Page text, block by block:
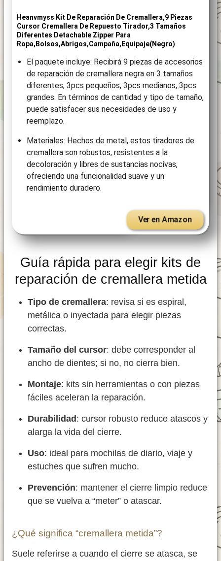
Heanvmyss Kit De Reparación De Cremallera,9 Piezas
Cursor Cremallera De Repuesto Tirador,3 Tamaños
Diferentes Detachable Zipper Para
Ropa,Bolsos,Abrigos,Campaña,Equipaje(Negro)
El paquete incluye: Recibirá 9 piezas de accesorios
de reparación de cremallera negra en 3 tamaños
diferentes, 3pcs pequeños, 3pcs medianos, 3pcs
grandes. En términos de cantidad y tipo de tamaño,
puede satisfacer sus necesidades de uso y
reemplazo.
Materiales: Hechos de metal, estos tiradores de
cremallera son robustos, resistentes a la
decoloración y libres de sustancias nocivas,
ofreciendo una funcionalidad suave y un
rendimiento duradero.
Ver en Amazon
Guía rápida para elegir kits de
reparación de cremallera metida
Tipo de cremallera: revisa si es espiral,
metálica o inyectada para elegir piezas
correctas.
Tamaño del cursor: debe corresponder al
ancho de dientes; si no, no cierra bien.
Montaje: kits sin herramientas o con piezas
fáciles aceleran la reparación.
Durabilidad: cursor robusto reduce atascos y
alarga la vida del cierre.
Uso: ideal para mochilas de diario, viaje y
estuches que sufren mucho.
Prevención: mantener el cierre limpio reduce
que se vuelva a “meter” o atascar.
¿Qué significa “cremallera metida”?
Suele referirse a cuando el cierre se atasca, se